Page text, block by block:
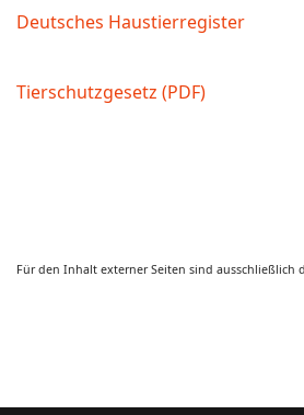
Deutsches Haustierregister
Tierschutzgesetz (PDF)
Für den Inhalt externer Seiten sind ausschließlich